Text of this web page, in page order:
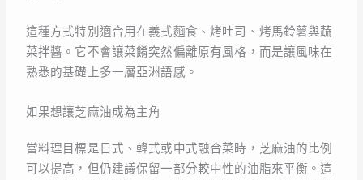
這種方式特別適合用在義式麵食、烤吐司、烤馬鈴薯與蔬
菜拌醬。它不會讓菜餚突然偏離原有風格，而是讓風味在
熟悉的基礎上多一層亞洲語感。
如果想讓芝麻油成為主角
當料理目標是日式、韓式或中式融合菜時，芝麻油的比例
可以提高，但仍建議保留一部分較中性的油脂來平衡。這